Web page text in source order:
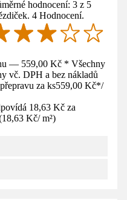
hodnocení: 3 z 5
4 Hodnocení.
— 559,00 Kč * Všechny
vč. DPH a bez nákladů
za ks559,00 Kč*/
18,63 Kč za
18,63 Kč/ m²)